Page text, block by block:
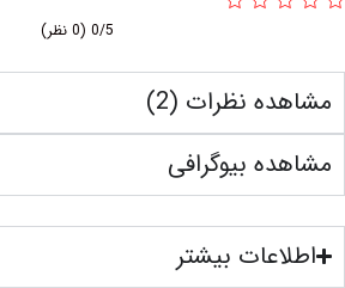
نظرات (2)
بیوگرافی
بیشتر